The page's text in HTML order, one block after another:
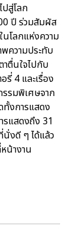
สู่โลก
ปี ร่วมสัมผัส
โลกแห่งความ
พความประทับ
ตื่นใจไปกับ
รี่ 4 และเรื่อง
รรมพิเศษจาก
งการแสดง
แสดงถึง 31
งดี ๆ ได้แล้ว
น้างาน